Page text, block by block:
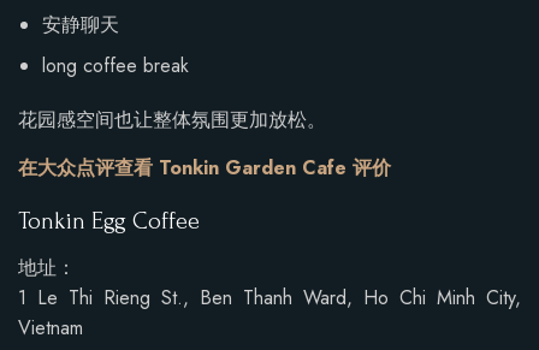
安静聊天
long coffee break
花园感空间也让整体氛围更加放松。
在大众点评查看 Tonkin Garden Cafe 评价
Tonkin Egg Coffee
地址：
1 Le Thi Rieng St., Ben Thanh Ward, Ho Chi Minh City,
Vietnam